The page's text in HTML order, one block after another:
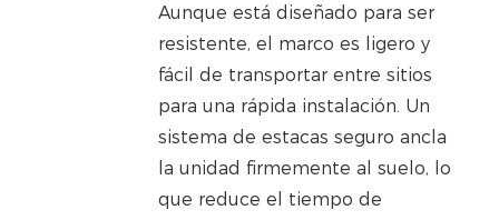
Aunque está diseñado para ser
resistente, el marco es ligero y
fácil de transportar entre sitios
para una rápida instalación. Un
sistema de estacas seguro ancla
la unidad firmemente al suelo, lo
que reduce el tiempo de